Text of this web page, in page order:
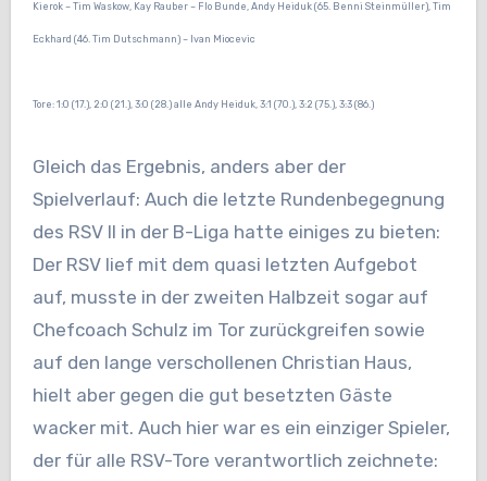
Kierok – Tim Waskow, Kay Rauber – Flo Bunde, Andy Heiduk (65. Benni Steinmüller), Tim
Eckhard (46. Tim Dutschmann) – Ivan Miocevic
Tore: 1:0 (17.), 2:0 (21.), 3:0 (28.) alle Andy Heiduk, 3:1 (70.), 3:2 (75.), 3:3 (86.)
Gleich das Ergebnis, anders aber der
Spielverlauf: Auch die letzte Rundenbegegnung
des RSV II in der B-Liga hatte einiges zu bieten:
Der RSV lief mit dem quasi letzten Aufgebot
auf, musste in der zweiten Halbzeit sogar auf
Chefcoach Schulz im Tor zurückgreifen sowie
auf den lange verschollenen Christian Haus,
hielt aber gegen die gut besetzten Gäste
wacker mit. Auch hier war es ein einziger Spieler,
der für alle RSV-Tore verantwortlich zeichnete: